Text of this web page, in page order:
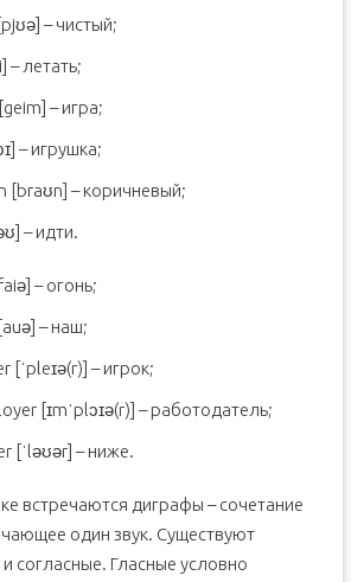
– чистый;
– летать;
– игра;
– игрушка;
[braʊn] – коричневый;
– идти.
– огонь;
– наш;
[ˈpleɪə(r)] – игрок;
[ɪmˈplɔɪə(r)] – работодатель;
[ˈləʊər] – ниже.
встречаются диграфы – сочетание
один звук. Существуют
согласные. Гласные условно